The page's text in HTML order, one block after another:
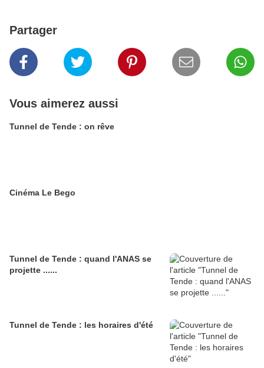
Partager
Vous aimerez aussi
Tunnel de Tende : on rêve
Cinéma Le Bego
Tunnel de Tende : quand l'ANAS se
projette ......
Tunnel de Tende : les horaires d'été